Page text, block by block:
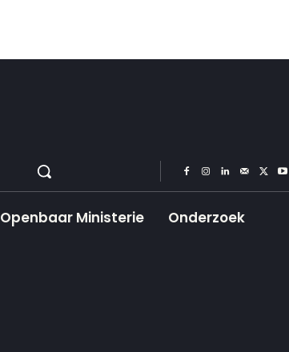
Openbaar Ministerie Onderzoek